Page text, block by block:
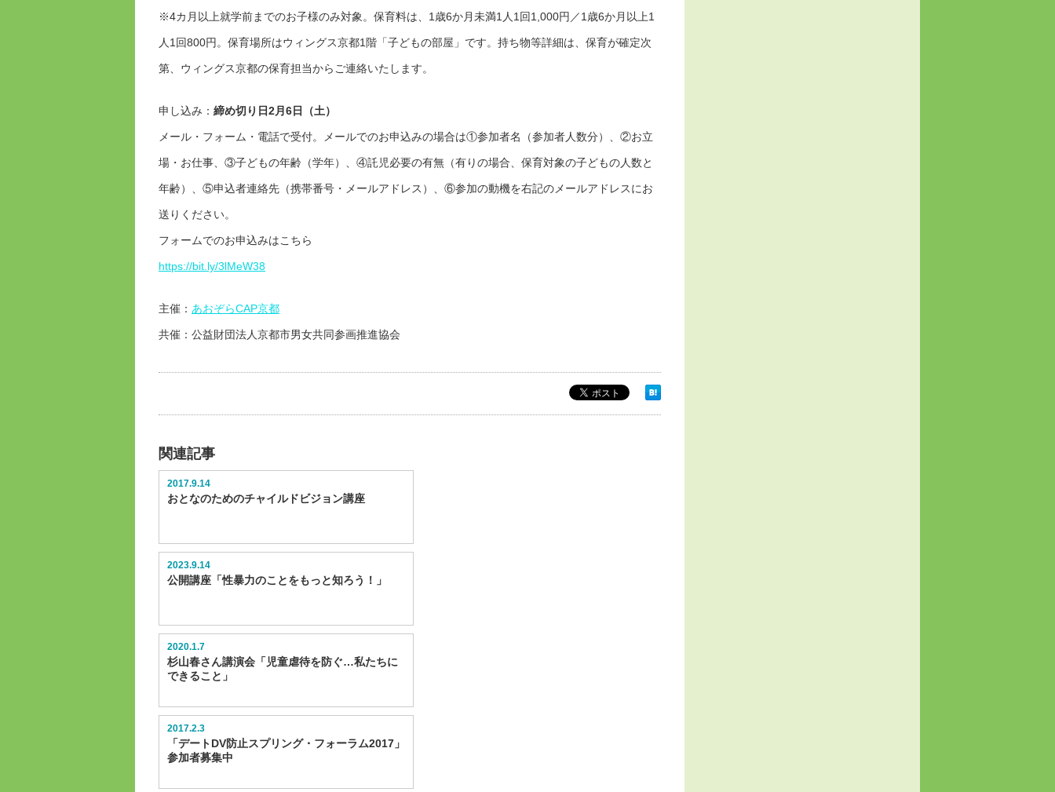
※4カ月以上就学前までのお子様のみ対象。保育料は、1歳6か月未満1人1回1,000円／1歳6か月以上1
人1回800円。保育場所はウィングス京都1階「子どもの部屋」です。持ち物等詳細は、保育が確定次
第、ウィングス京都の保育担当からご連絡いたします。
申し込み： 締め切り日2月6日（土）
メール・フォーム・電話で受付。メールでのお申込みの場合は①参加者名（参加者人数分）、②お立
場・お仕事、③子どもの年齢（学年）、④託児必要の有無（有りの場合、保育対象の子どもの人数と
年齢）、⑤申込者連絡先（携帯番号・メールアドレス）、⑥参加の動機を右記のメールアドレスにお
送りください。
フォームでのお申込みはこちら
https://bit.ly/3lMeW38
主催： あおぞらCAP京都
共催：公益財団法人京都市男女共同参画推進協会
関連記事
2017.9.14
おとなのためのチャイルドビジョン講座
2023.9.14
公開講座「性暴力のことをもっと知ろう！」
2020.1.7
杉山春さん講演会「児童虐待を防ぐ…私たちに
できること」
2017.2.3
「デートDV防止スプリング・フォーラム2017」
参加者募集中